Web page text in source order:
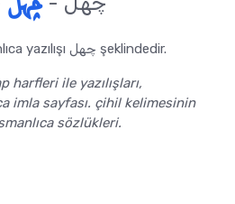
çihil kelimesinin osmanlıca yazılışı چهل şeklindedir.
harfleri ile yazılışları,
imla sayfası. çihil kelimesinin
sözlükleri.